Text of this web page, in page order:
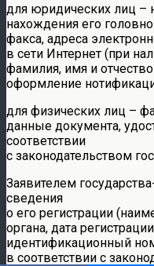
для юридических лиц –
нахождения его
факса, адреса
в сети Интернет (при
фамилия, имя и
оформление
для физических лиц –
данные документа,
соответствии
с законодательством
Заявителем
сведения
о его регистрации
органа, дата
идентификационный
в соответствии с